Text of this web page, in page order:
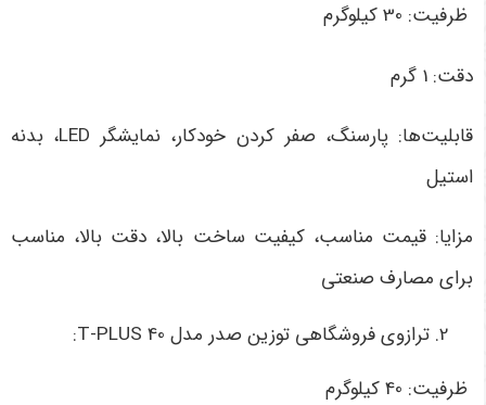
ظرفیت: 30 کیلوگرم
دقت: 1 گرم
قابلیت‌ها: پارسنگ، صفر کردن خودکار، نمایشگر LED، بدنه
استیل
مزایا: قیمت مناسب، کیفیت ساخت بالا، دقت بالا، مناسب
برای مصارف صنعتی
ترازوی فروشگاهی توزین صدر مدل 40 T-PLUS:
ظرفیت: 40 کیلوگرم